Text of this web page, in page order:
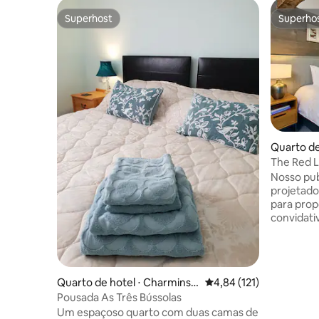
Superhost
Superhost
Quarto de hotel ⋅ Charminst
er
4,84 de uma avaliação
4,84 (121)
Pousada As Três Bússolas
Um espaçoso quarto com duas camas de
Quarto
The Red
Nosso
para